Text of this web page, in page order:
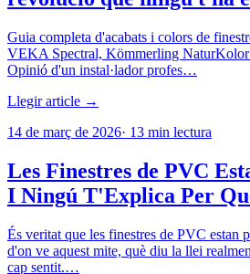
Guia completa d'acabats i colors de
VEKA Spectral, Kömmerling
Opinió d'un instal·lador profes…
Llegir article →
14 de març de 2026· 13 min lectura
Les Finestres de PVC
I Ningú T'Explica Per
És veritat que les finestres de PVC estan
d'on ve aquest mite, què diu la llei
cap sentit.…